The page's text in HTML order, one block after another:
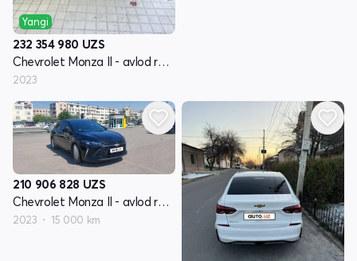
Yangi
232 354 980 UZS
Chevrolet Monza II - avlod restyling
2023
210 906 828 UZS
Chevrolet Monza II - avlod restyling
2023 15 000 km